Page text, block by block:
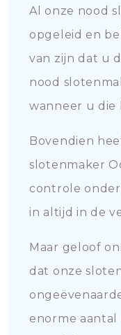
Al onze nood
opgeleid en
van zijn dat u
nood
wanneer u die
Bovendien
slotenmaker
controle
in altijd in de
Maar geloof
dat onze
enorme aantal